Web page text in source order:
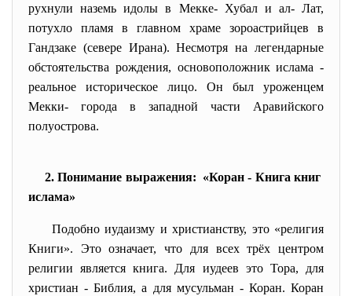
рухнули наземь идолы в Мекке- Хубал и ал- Лат,
потухло пламя в главном храме зороастрийцев в
Гандзаке (севере Ирана). Несмотря на легендарные
обстоятельства рождения, основоположник ислама -
реальное историческое лицо. Он был уроженцем
Мекки- города в западной части Аравийского
полуострова.
2. Понимание выражения: «Коран - Книга книг
ислама»
Подобно иудаизму и христианству, это «религия
Книги». Это означает, что для всех трёх центром
религии является книга. Для иудеев это Тора, для
христиан - Библия, а для мусульман - Коран. Коран